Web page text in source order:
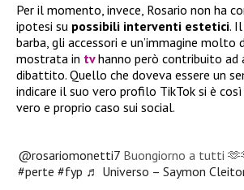
Per il momento, invece, Rosario non ha
ipotesi su possibili interventi estetici.
barba, gli accessori e un’immagine molto
mostrata in tvhanno però contribuito ad
dibattito. Quello che doveva essere un
indicare il suo vero profilo TikTok si è
vero e proprio caso sui social.
@rosariomonetti7 Buongiorno a tutti
#perte #fyp ♬ Universo – Saymon